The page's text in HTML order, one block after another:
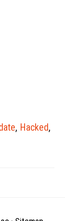
, Hacked,